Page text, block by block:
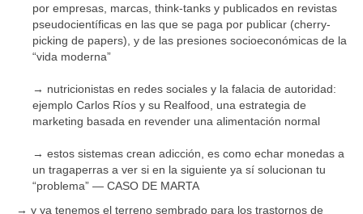
por empresas, marcas, think-tanks y publicados en revistas
pseudocientíficas en las que se paga por publicar (cherry-
picking de papers), y de las presiones socioeconómicas de la
“vida moderna”
→ nutricionistas en redes sociales y la falacia de autoridad:
ejemplo Carlos Ríos y su Realfood, una estrategia de
marketing basada en revender una alimentación normal
→ estos sistemas crean adicción, es como echar monedas a
un tragaperras a ver si en la siguiente ya sí solucionan tu
“problema” — CASO DE MARTA
→ y ya tenemos el terreno sembrado para los trastornos de